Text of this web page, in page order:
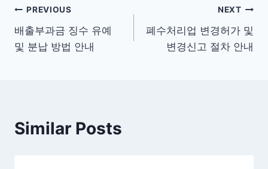
글
탐
PREVIOUS
배출부과금 징수 유예
및 분납 방법 안내
NEXT
폐수처리업 변경허가 및
변경신고 절차 안내
Similar Posts